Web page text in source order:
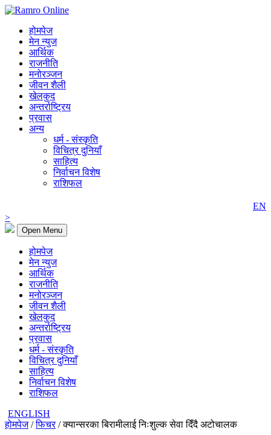
होमपेज
मेन न्युज
आर्थिक
राजनीति
मनोरञ्जन
जीवन शैली
खेलकुद
अन्तर्राष्ट्रिय
प्रवास
अन्य
धर्म - संस्कृति
विचित्र दुनियाँ
साहित्य
निर्वाचन विशेष
राशिफल
EN
>
Open Menu
होमपेज
मेन न्युज
आर्थिक
राजनीति
मनोरञ्जन
जीवन शैली
खेलकुद
अन्तर्राष्ट्रिय
प्रवास
धर्म - संस्कृति
विचित्र दुनियाँ
साहित्य
निर्वाचन विशेष
राशिफल
ENGLISH
होमपेज/फिचर/ क्यान्सरका बिरामीलाई निःशुल्क सेवा दिँदै अटोचालक